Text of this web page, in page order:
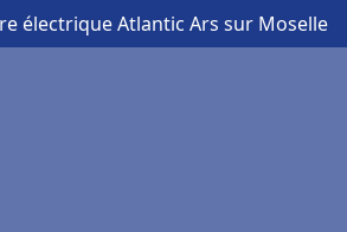
électrique Atlantic Ars sur Moselle